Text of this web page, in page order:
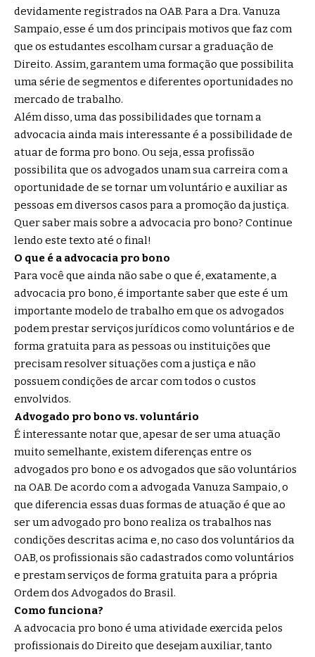
devidamente registrados na OAB. Para a Dra. Vanuza
Sampaio, esse é um dos principais motivos que faz com
que os estudantes escolham cursar a graduação de
Direito. Assim, garantem uma formação que possibilita
uma série de segmentos e diferentes oportunidades no
mercado de trabalho.
Além disso, uma das possibilidades que tornam a
advocacia ainda mais interessante é a possibilidade de
atuar de forma pro bono. Ou seja, essa profissão
possibilita que os advogados unam sua carreira com a
oportunidade de se tornar um voluntário e auxiliar as
pessoas em diversos casos para a promoção da justiça.
Quer saber mais sobre a advocacia pro bono? Continue
lendo este texto até o final!
O que é a advocacia pro bono
Para você que ainda não sabe o que é, exatamente, a
advocacia pro bono, é importante saber que este é um
importante modelo de trabalho em que os advogados
podem prestar serviços jurídicos como voluntários e de
forma gratuita para as pessoas ou instituições que
precisam resolver situações com a justiça e não
possuem condições de arcar com todos o custos
envolvidos.
Advogado pro bono vs. voluntário
É interessante notar que, apesar de ser uma atuação
muito semelhante, existem diferenças entre os
advogados pro bono e os advogados que são voluntários
na OAB. De acordo com a advogada Vanuza Sampaio, o
que diferencia essas duas formas de atuação é que ao
ser um advogado pro bono realiza os trabalhos nas
condições descritas acima e, no caso dos voluntários da
OAB, os profissionais são cadastrados como voluntários
e prestam serviços de forma gratuita para a própria
Ordem dos Advogados do Brasil.
Como funciona?
A advocacia pro bono é uma atividade exercida pelos
profissionais do Direito que desejam auxiliar, tanto